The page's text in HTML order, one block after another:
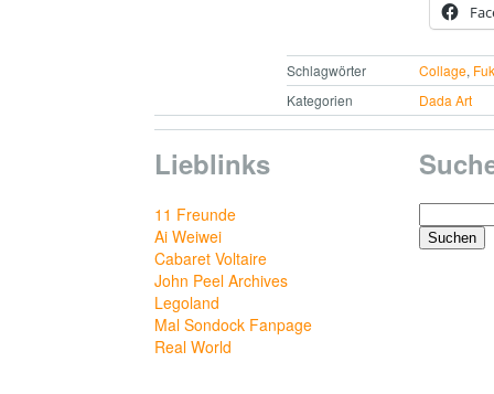
Schlagwörter Collage,
Kategorien
Dada Art
Lieblinks
11 Freunde
Ai Weiwei
Cabaret Voltaire
John Peel Archives
Legoland
Mal Sondock Fanpage
Real World
Suchen
nach: